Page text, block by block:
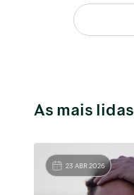
As mais lidas
23 ABR 2026